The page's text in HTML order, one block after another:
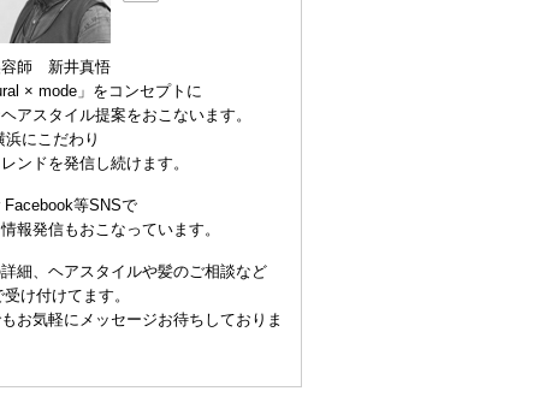
容師 新井真悟
× mode」をコンセプトに
アスタイル提案をおこないます。
浜にこだわり
ンドを発信し続けます。
Facebook等SNSで
報発信もおこなっています。
細、ヘアスタイルや髪のご相談など
受け付けてます。
お気軽にメッセージお待ちしておりま